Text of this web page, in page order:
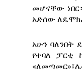
መሆናቸው
አድሰው
አሁን ባለንበት
የተባለ ፓርቲ